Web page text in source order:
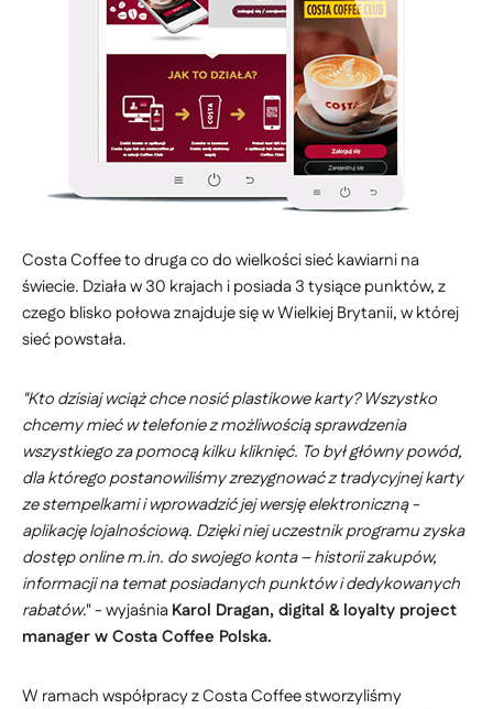
Costa Coffee to druga co do wielkości sieć kawiarni na
świecie. Działa w 30 krajach i posiada 3 tysiące punktów, z
czego blisko połowa znajduje się w Wielkiej Brytanii, w której
sieć powstała.
"Kto dzisiaj wciąż chce nosić plastikowe karty? Wszystko
chcemy mieć w telefonie z możliwością sprawdzenia
wszystkiego za pomocą kilku kliknięć. To był główny powód,
dla którego postanowiliśmy zrezygnować z tradycyjnej karty
ze stempelkami i wprowadzić jej wersję elektroniczną -
aplikację lojalnościową. Dzięki niej uczestnik programu zyska
dostęp online m.in. do swojego konta – historii zakupów,
informacji na temat posiadanych punktów i dedykowanych
rabatów." - wyjaśniaKarol Dragan, digital & loyalty project
manager w Costa Coffee Polska.
W ramach współpracy z Costa Coffee stworzyliśmy